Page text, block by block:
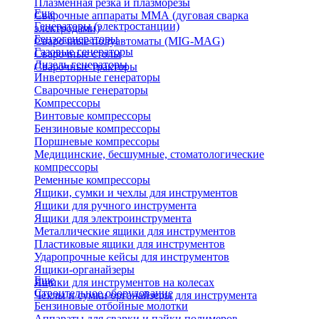
Плазменная резка и плазморезы
Сварочные аппараты ММА (дуговая сварка
электродами)
Сварочные полуавтоматы (MIG-MAG)
Сварочные столы
Сварочные тракторы
Еще
Генераторы (электростанции)
Бензогенераторы
Газовые генераторы
Дизель генераторы
Инверторные генераторы
Сварочные генераторы
Компрессоры
Винтовые компрессоры
Бензиновые компрессоры
Поршневые компрессоры
Медицинские, бесшумные, стоматологические
компрессоры
Ременные компрессоры
Ящики, сумки и чехлы для инструментов
Ящики для ручного инструмента
Ящики для электроинструмента
Металлические ящики для инструментов
Пластиковые ящики для инструментов
Ударопрочные кейсы для инструментов
Ящики-органайзеры
Ящики для инструментов на колесах
Чехлы и сумки органайзеры для инструмента
Еще
Строительное оборудование
Бензиновые отбойные молотки